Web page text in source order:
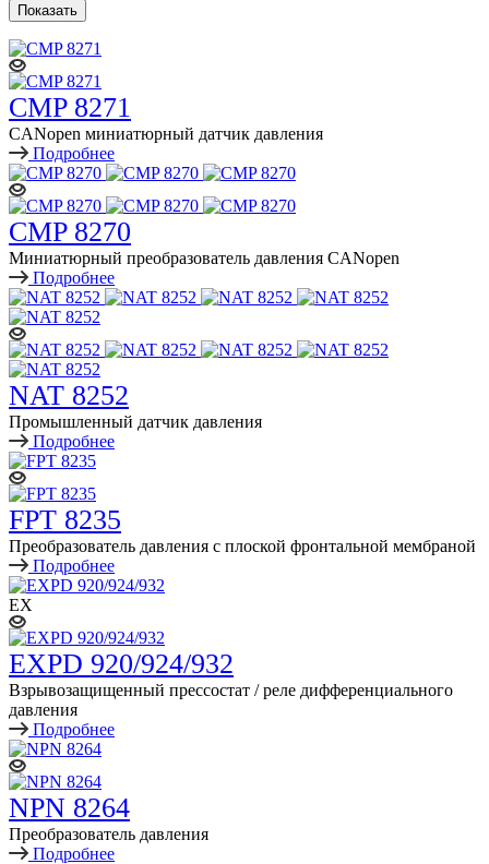
Показать
CMP 8271
CANopen миниатюрный датчик давления
Подробнее
CMP 8270
Миниатюрный преобразователь давления CANopen
Подробнее
NAT 8252
Промышленный датчик давления
Подробнее
FPT 8235
Преобразователь давления с плоской фронтальной мембраной
Подробнее
EX
EXPD 920/924/932
Взрывозащищенный прессостат / реле дифференциального
давления
Подробнее
NPN 8264
Преобразователь давления
Подробнее